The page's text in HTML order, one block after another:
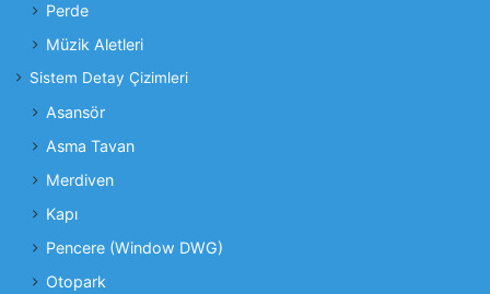
Perde
Müzik Aletleri
Sistem Detay Çizimleri
Asansör
Asma Tavan
Merdiven
Kapı
Pencere (Window DWG)
Otopark